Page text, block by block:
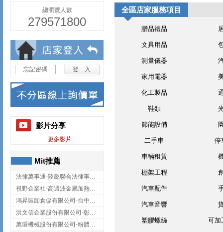
總瀏覽人數
279571800
忘記密碼
影片分享
更多影片
Mit推薦
法律萬事通-陸懿聯合法律事務所
視野企業社-高週波金屬加熱設備,彰化高週波金屬加熱設備
鴻昇裝卸倉儲有限公司-台中貨櫃裝卸
洪文信企業股份有限公司-彰化鋅合金鑄造,彰化五金加工,彰化五金配件
萬環機械股份有限公司-粉體塗裝設備,輸送機,輸送機設備,台南輸送機
全區店家服務項目
贈品禮品
文具用品
測量儀器
家用電器
化工製品
鞋類
節能設備
二手車 停
車輛租賃
棚架工程
汽車配件
汽車音響
塑膠螺絲 可加